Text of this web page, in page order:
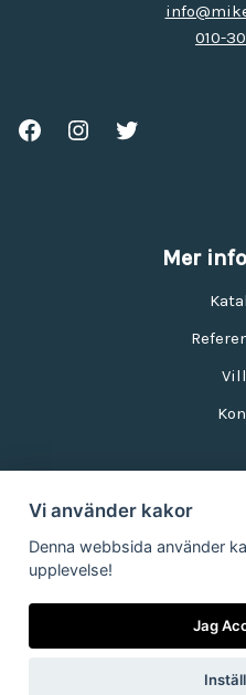
010-
Mer
Vi använder kakor
Denna webbsida använder
upplevelse!
Jag